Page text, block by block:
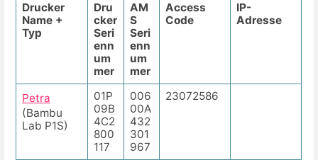
Drucker
Name +
Typ
Dru
cker
Seri
enn
um
mer
AM
S
Seri
enn
um
mer
Access
Code
IP-
Adresse
Petra
(Bambu
Lab P1S)
01P
09B
4C2
800
117
006
00A
432
301
967
23072586